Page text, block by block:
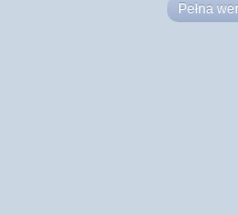
Pełna